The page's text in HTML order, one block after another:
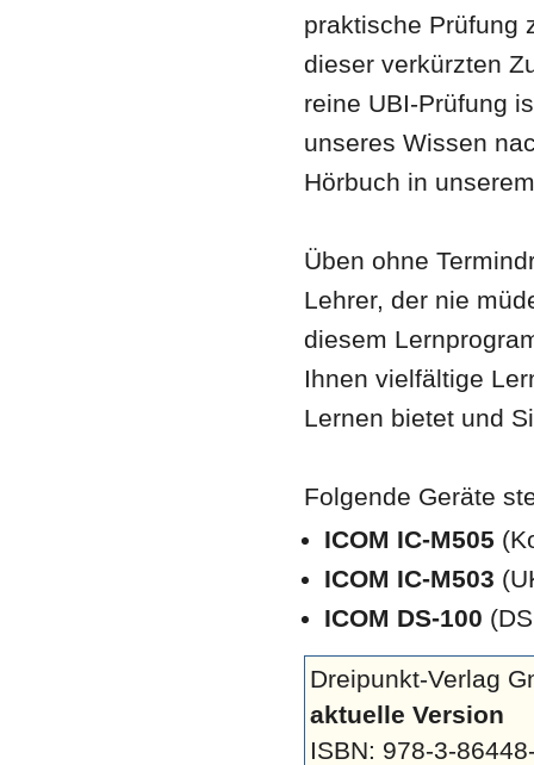
praktische Prüfung
dieser verkürzten
reine UBI-Prüfung
unseres Wissen
Hörbuch in
Üben ohne
Lehrer, der nie
diesem
Ihnen vielfältige
Lernen bietet und
Folgende Geräte
ICOM IC-M505
ICOM IC-M503
ICOM DS-100
Dreipunkt-Verlag
aktuelle Version
ISBN: 978-3-